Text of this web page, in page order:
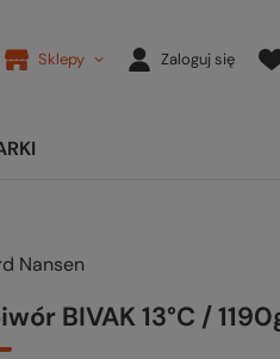
Sklepy Zaloguj się
Nansen
BIVAK 13°C /